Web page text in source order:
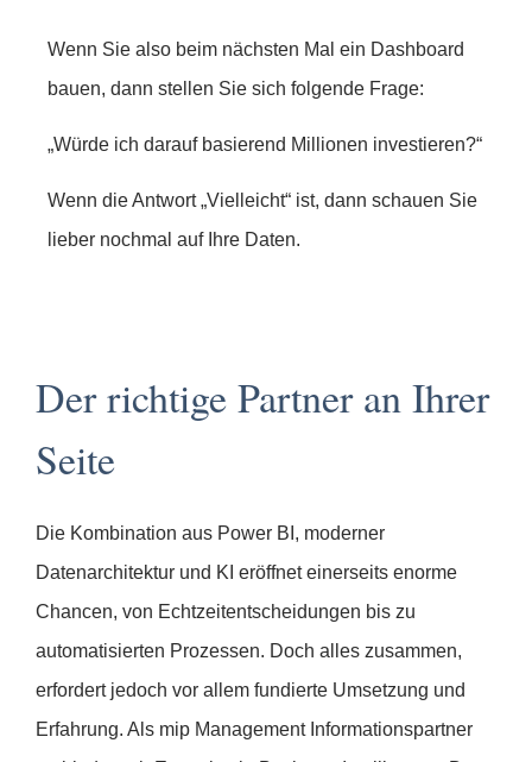
Wenn Sie also beim nächsten Mal ein Dashboard
bauen, dann stellen Sie sich folgende Frage:
„Würde ich darauf basierend Millionen investieren?“
Wenn die Antwort „Vielleicht“ ist, dann schauen Sie
lieber nochmal auf Ihre Daten.
Der richtige Partner an Ihrer
Seite
Die Kombination aus Power BI, moderner
Datenarchitektur und KI eröffnet einerseits enorme
Chancen, von Echtzeitentscheidungen bis zu
automatisierten Prozessen. Doch alles zusammen,
erfordert jedoch vor allem fundierte Umsetzung und
Erfahrung. Als mip Management Informationspartner